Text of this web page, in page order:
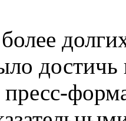
достичь